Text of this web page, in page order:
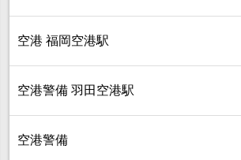
空港 福岡空港駅
空港警備 羽田空港駅
空港警備